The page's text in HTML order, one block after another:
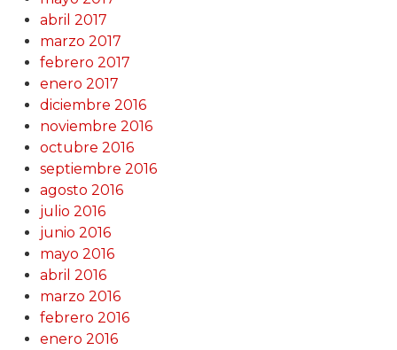
abril 2017
marzo 2017
febrero 2017
enero 2017
diciembre 2016
noviembre 2016
octubre 2016
septiembre 2016
agosto 2016
julio 2016
junio 2016
mayo 2016
abril 2016
marzo 2016
febrero 2016
enero 2016